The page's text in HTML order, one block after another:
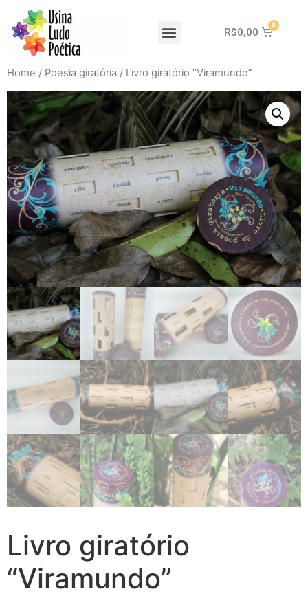
R$0,00
Home / Poesia giratória / Livro giratório “Viramundo”
Livro giratório
“Viramundo”